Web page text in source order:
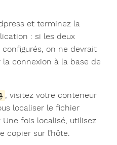
et terminez la
: si les deux
on ne devrait
connexion à la base de
, visitez votre conteneur
localiser le fichier
Une fois localisé, utilisez
copier sur l’hôte.